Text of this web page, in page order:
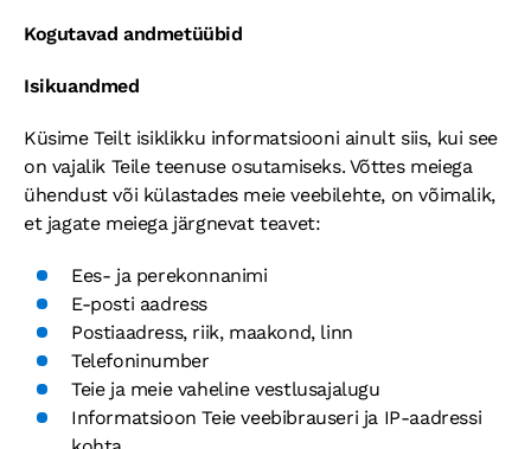
Kogutavad andmetüübid
Isikuandmed
Küsime Teilt isiklikku informatsiooni ainult siis, kui see
on vajalik Teile teenuse osutamiseks. Võttes meiega
ühendust või külastades meie veebilehte, on võimalik,
et jagate meiega järgnevat teavet:
Ees- ja perekonnanimi
E-posti aadress
Postiaadress, riik, maakond, linn
Telefoninumber
Teie ja meie vaheline vestlusajalugu
Informatsioon Teie veebibrauseri ja IP-aadressi